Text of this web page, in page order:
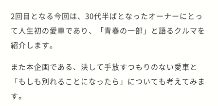
2回目となる今回は、30代半ばとなったオーナーにとっ
て人生初の愛車であり、「青春の一部」と語るクルマを
紹介します。
また本企画である、決して手放すつもりのない愛車と
「もしも別れることになったら」についても考えてみま
す。